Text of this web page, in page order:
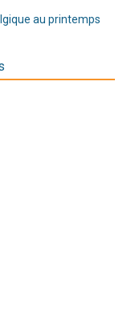
au printemps